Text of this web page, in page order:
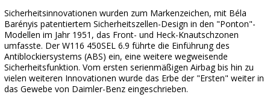
Sicherheitsinnovationen wurden zum Markenzeichen, mit Béla
Barényis patentiertem Sicherheitszellen-Design in den "Ponton"-
Modellen im Jahr 1951, das Front- und Heck-Knautschzonen
umfasste. Der W116 450SEL 6.9 führte die Einführung des
Antiblockiersystems (ABS) ein, eine weitere wegweisende
Sicherheitsfunktion. Vom ersten serienmäßigen Airbag bis hin zu
vielen weiteren Innovationen wurde das Erbe der "Ersten" weiter in
das Gewebe von Daimler-Benz eingeschrieben.